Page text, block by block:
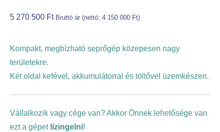
5 270 500 Ft Bruttó ár (nettó: 4 150 000 Ft)
Kompakt, megbízható seprőgép közepesen nagy
területekre.
Két oldal kefével, akkumulátorral és töltővel üzemkészen.
Vállalkozik vagy cége van? Akkor Önnek lehetősége van
ezt a gépet lízingelni!